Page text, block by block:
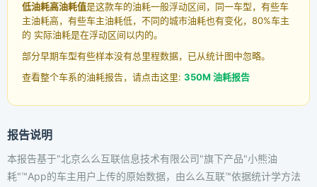
低油耗高油耗值是这款车的油耗一般浮动区间，同一车型，有些车
主油耗高，有些车主油耗低，不同的城市油耗也有变化，80%车主
的 实际油耗是在浮动区间以内的。
部分早期车型有些样本没有总里程数据，已从统计图中忽略。
查看整个车系的油耗报告，请点击这里: 350M 油耗报告
报告说明
本报告基于"北京么么互联信息技术有限公司"旗下产品"小熊油
耗"™App的车主用户上传的原始数据，由么么互联™依据统计学方法